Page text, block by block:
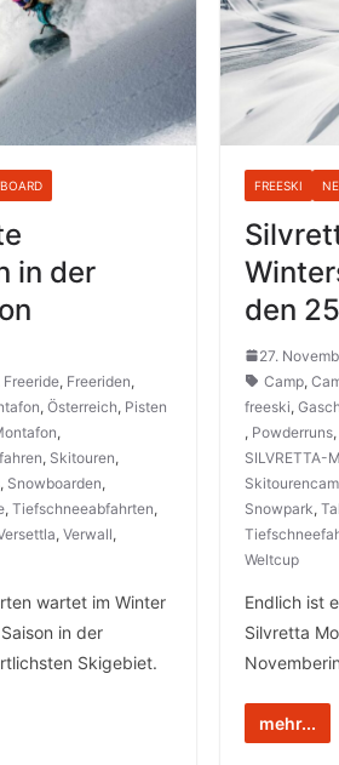
in der
Freeride, Freeriden,
, Österreich, Pisten
,
, Skitouren,
, Snowboarden,
, Tiefschneeabfahrten,
, Verwall,
wartet im Winter
in der
Skigebiet.
FREESKI
den
27.
Camp,
freeski,
, Powderruns,
SILVRETTA-
Snowpark,
Weltcup
Endlich ist
Silvretta
mehr...